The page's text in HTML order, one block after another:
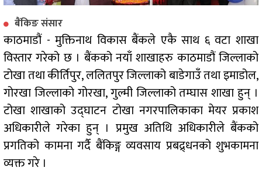
बैंकिङ संसार
काठमाडौं - मुक्तिनाथ विकास बैंकले एकै साथ ६ वटा शाखा
विस्तार गरेको छ । बैंकको नयाँ शाखाहरु काठमाडौं जिल्लाको
टोखा तथा कीर्तिपुर, ललितपुर जिल्लाको बाडेगाउँ तथा इमाडोल,
गोरखा जिल्लाको गोरखा, गुल्मी जिल्लाको तम्घास शाखा हुन् ।
टोखा शाखाको उद्घाटन टोखा नगरपालिकाका मेयर प्रकाश
अधिकारीले गरेका हुन् । प्रमुख अतिथि अधिकारीले बैंकको
प्रगतिको कामना गर्दै बैंकिङ्ग व्यवसाय प्रबद्र्धनको शुभकामना
व्यक्त गरे ।